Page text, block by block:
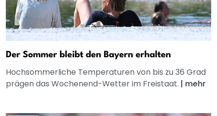
Der Sommer bleibt den Bayern erhalten
Hochsommerliche Temperaturen von bis zu 36 Grad
prägen das Wochenend-Wetter im Freistaat. | mehr